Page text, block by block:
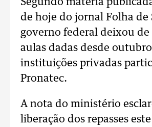
Segundo matéria
de hoje do jornal Folha de
governo federal deixou de
aulas dadas desde
instituições privadas
Pronatec.
A nota do ministério
liberação dos repasses